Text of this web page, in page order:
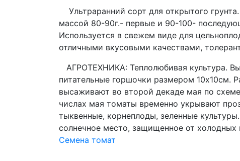
Ультраранний сорт для открытого
массой 80-90г.- первые и 90-100-
Используется в свежем виде для
отличными вкусовыми качествами,
АГРОТЕХНИКА: Теплолюбивая культура.
питательные горшочки размером 10х10см.
высаживают во второй декаде мая по
числах мая томаты временно укрывают
тыквенные, корнеплоды, зеленные
солнечное место, защищенное от холодных
Семена томат